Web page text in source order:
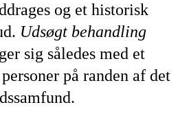
og et historisk
Udsøgt behandling
sig således med et
på randen af det